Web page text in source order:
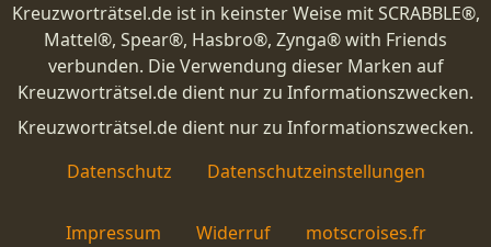
Kreuzworträtsel.de ist in keinster Weise mit SCRABBLE®,
Mattel®, Spear®, Hasbro®, Zynga® with Friends
verbunden. Die Verwendung dieser Marken auf
Kreuzworträtsel.de dient nur zu Informationszwecken.
Kreuzworträtsel.de dient nur zu Informationszwecken.
Datenschutz
Datenschutzeinstellungen
Impressum Widerruf motscroises.fr